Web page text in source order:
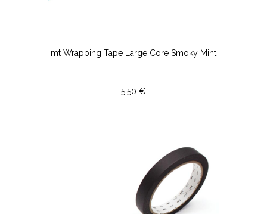
mt Wrapping Tape Large Core Smoky Mint
5,50 €